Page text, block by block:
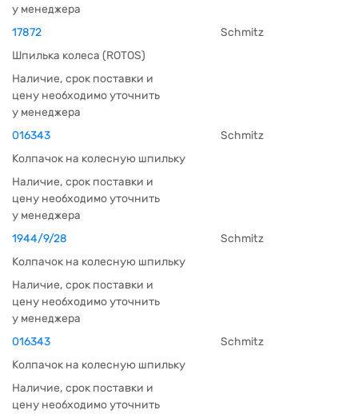
у менеджера
17872
Schmitz
Шпилька колеса (ROTOS)
Наличие, срок поставки и
цену необходимо уточнить
у менеджера
016343
Schmitz
Колпачок на колесную шпильку
Наличие, срок поставки и
цену необходимо уточнить
у менеджера
1944/9/28
Schmitz
Колпачок на колесную шпильку
Наличие, срок поставки и
цену необходимо уточнить
у менеджера
016343
Schmitz
Колпачок на колесную шпильку
Наличие, срок поставки и
цену необходимо уточнить